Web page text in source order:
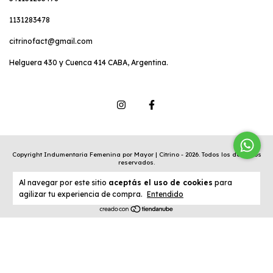
Al navegar por este sitio aceptás el uso de cookies para
agilizar tu experiencia de compra. Entendido
1131283478
citrinofact@gmail.com
Helguera 430 y Cuenca 414 CABA, Argentina.
Copyright Indumentaria Femenina por Mayor | Citrino - 2026. Todos los derechos
reservados.
Defensa de las y los consumidores. Para reclamos ingresá acá.
Botón de arrepentimiento